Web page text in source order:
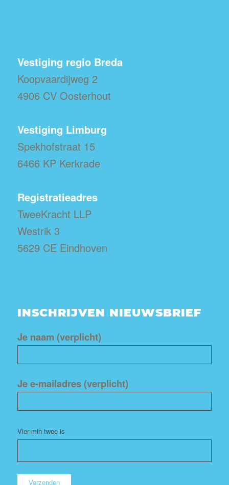
Vestiging regio Breda
Koopvaardijweg 2
4906 CV Oosterhout
Vestiging Limburg
Spekhofstraat 15
6466 KP Kerkrade
Registratieadres
TweeKracht LLP
Westrik 3
5629 CE Eindhoven
INSCHRIJVEN NIEUWSBRIEF
Je naam (verplicht)
Je e-mailadres (verplicht)
Vier min twee is